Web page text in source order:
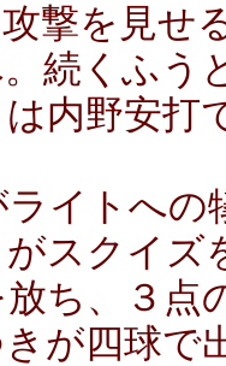
撃を見せ
続くふう
内野安打
イトへの
スクイ
ち、３点
が四球で